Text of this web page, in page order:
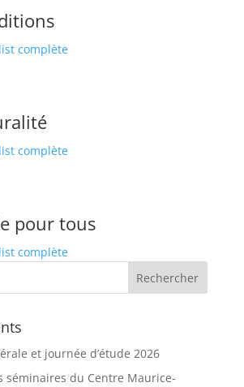
complète
complète
pour tous
complète
et journée d’étude 2026
séminaires du Centre Maurice-